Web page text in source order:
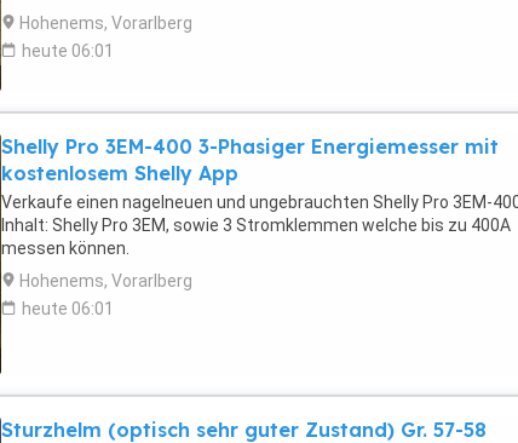
Konfiguration aktuell 1702,- EUR kosten! Sie erhalten eine Rechnung
mit ausgewiesener MwSt.! Optional inklusive 32" 4K Monitor (BenQ)
Preis: 1700,- EUR MacMini M4 mit Monitor!
Hohenems, Vorarlberg
heute 06:01
Shelly Pro 3EM-400 3-Phasiger Energiemesser mit
kostenlosem Shelly App
Verkaufe einen nagelneuen und ungebrauchten Shelly Pro 3EM-
Inhalt: Shelly Pro 3EM, sowie 3 Stromklemmen welche bis zu 400A
messen können.
Hohenems, Vorarlberg
heute 06:01
Sturzhelm (optisch sehr guter Zustand) Gr. 57-58